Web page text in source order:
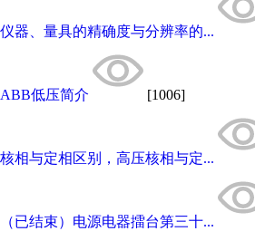
仪器、量具的精确度与分辨率的...
ABB低压简介 [1006]
核相与定相区别，高压核相与定...
（已结束）电源电器擂台第三十...